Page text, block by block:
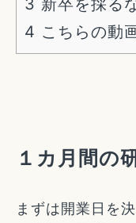
4 こちらの動
１カ月間の
まずは開業日を